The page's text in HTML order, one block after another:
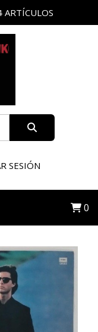
ARTÍCULOS
SESIÓN
0